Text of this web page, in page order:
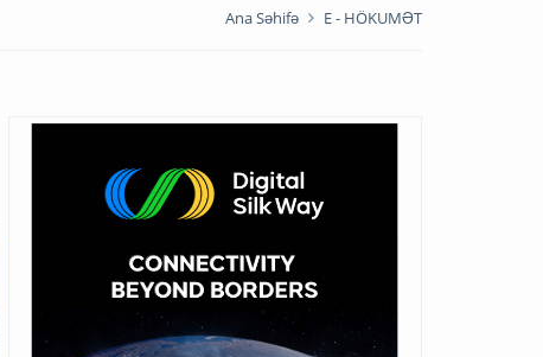
Ana Səhifə E - HÖKUMƏT